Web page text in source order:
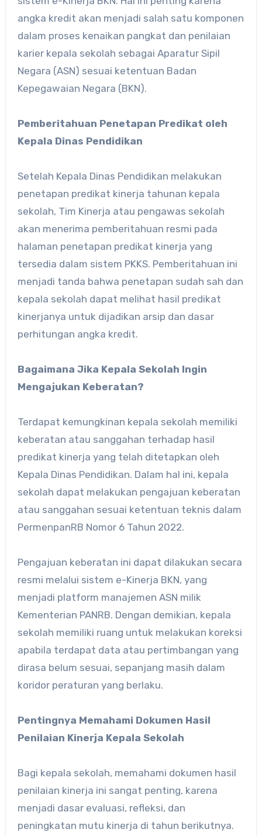
angka kredit akan menjadi salah satu komponen
dalam proses kenaikan pangkat dan penilaian
karier kepala sekolah sebagai Aparatur Sipil
Negara (ASN) sesuai ketentuan Badan
Kepegawaian Negara (BKN).
Pemberitahuan Penetapan Predikat oleh
Kepala Dinas Pendidikan
Setelah Kepala Dinas Pendidikan melakukan
penetapan predikat kinerja tahunan kepala
sekolah, Tim Kinerja atau pengawas sekolah
akan menerima pemberitahuan resmi pada
halaman penetapan predikat kinerja yang
tersedia dalam sistem PKKS. Pemberitahuan ini
menjadi tanda bahwa penetapan sudah sah dan
kepala sekolah dapat melihat hasil predikat
kinerjanya untuk dijadikan arsip dan dasar
perhitungan angka kredit.
Bagaimana Jika Kepala Sekolah Ingin
Mengajukan Keberatan?
Terdapat kemungkinan kepala sekolah memiliki
keberatan atau sanggahan terhadap hasil
predikat kinerja yang telah ditetapkan oleh
Kepala Dinas Pendidikan. Dalam hal ini, kepala
sekolah dapat melakukan pengajuan keberatan
atau sanggahan sesuai ketentuan teknis dalam
PermenpanRB Nomor 6 Tahun 2022.
Pengajuan keberatan ini dapat dilakukan secara
resmi melalui sistem e-Kinerja BKN, yang
menjadi platform manajemen ASN milik
Kementerian PANRB. Dengan demikian, kepala
sekolah memiliki ruang untuk melakukan koreksi
apabila terdapat data atau pertimbangan yang
dirasa belum sesuai, sepanjang masih dalam
koridor peraturan yang berlaku.
Pentingnya Memahami Dokumen Hasil
Penilaian Kinerja Kepala Sekolah
Bagi kepala sekolah, memahami dokumen hasil
penilaian kinerja ini sangat penting, karena
menjadi dasar evaluasi, refleksi, dan
peningkatan mutu kinerja di tahun berikutnya.